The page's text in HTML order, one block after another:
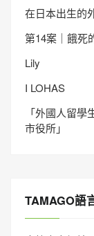
在日本出生的
第14案｜餓死
Lily
I LOHAS
「外國人留
市役所」
TAMAGO語